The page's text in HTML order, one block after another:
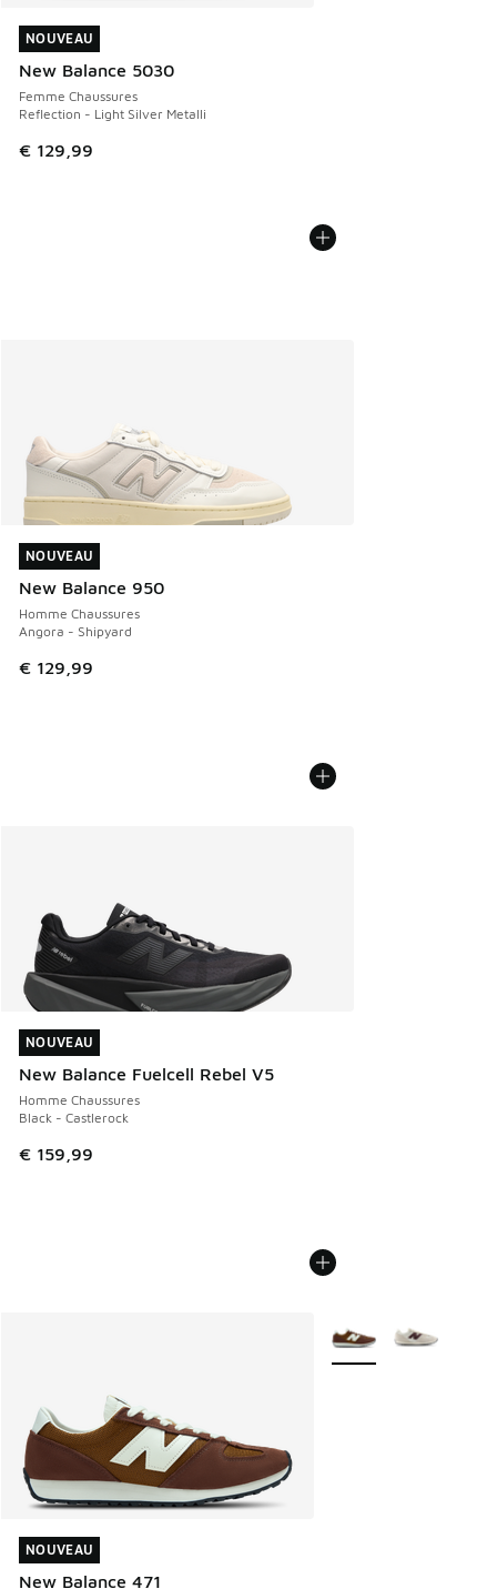
NOUVEAU
New Balance 5030
Femme Chaussures
Reflection - Light Silver Metalli
€ 129,99
NOUVEAU
NOUVEAU
New Balance 950
Homme Chaussures
Angora - Shipyard
€ 129,99
NOUVEAU
NOUVEAU
New Balance Fuelcell Rebel V5
Homme Chaussures
Black - Castlerock
€ 159,99
NOUVEAU
NOUVEAU
New Balance 471
NOUVEAU
Plus de couleurs